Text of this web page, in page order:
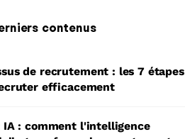
contenus
de recrutement : les 7 étapes
efficacement
IA : comment l'intelligence